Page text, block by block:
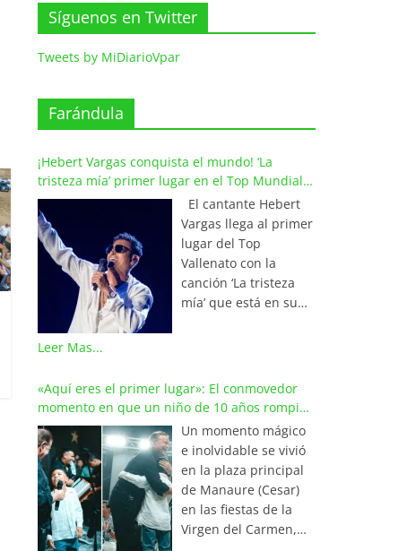
Síguenos en Twitter
Tweets by MiDiarioVpar
Farándula
¡Hebert Vargas conquista el mundo! ‘La
tristeza mía’ primer lugar en el Top Mundial
del Vallenato
El cantante Hebert
Vargas llega al primer
lugar del Top
Vallenato con la
canción ‘La tristeza
mía’ que está en su
de los listados
musicales en
Colombia y países de
América y Europa.
Esta emotiva
composición del
maestro Wilfran
Castillo se posicionó
en el primer lugar de
Leer Mas...
«Aquí eres el primer lugar»: El conmovedor
momento en que un niño de 10 años rompió
en llanto al cantar con Iván Villazón
Un momento mágico
e inolvidable se vivió
en la plaza principal
de Manaure (Cesar)
en las fiestas de la
Virgen del Carmen,